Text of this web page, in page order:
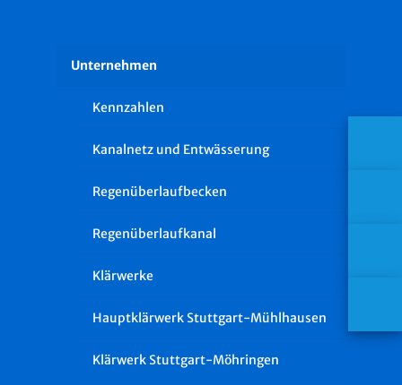
Unternehmen
Kennzahlen
Kanalnetz und Entwässerung
Regenüberlaufbecken
Regenüberlaufkanal
Klärwerke
Hauptklärwerk Stuttgart-Mühlhausen
Klärwerk Stuttgart-Möhringen